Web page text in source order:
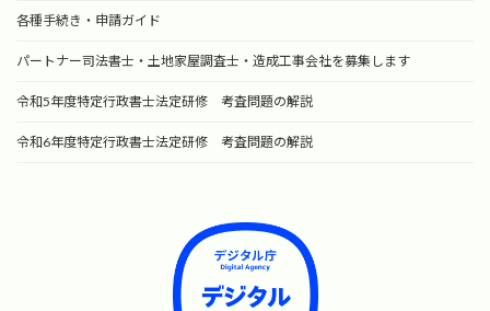
各種手続き・申請ガイド
パートナー司法書士・土地家屋調査士・造成工事会社を募集します
令和5年度特定行政書士法定研修 考査問題の解説
令和6年度特定行政書士法定研修 考査問題の解説